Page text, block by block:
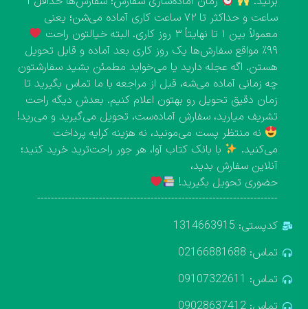
ساعت و حداکثر تا ۷۲ ساعت کاری آماده می‌شن؛ یعنی
معمولاً بین ۱ تا نهایتاً ۳ روز کاری. البته خیالتون راحت
۹۹٪ مواقع سفارش‌ها یک روز کاری بعد آماده و قابل تحویل
هستن. اگه عجله دارید یا می‌خواید مطمئن بشید سفارشتون
چه زمانی آماده می‌شه، قبل از مراجعه با ما تماس بگیرید تا
زمان دقیق تحویل رو بهتون اعلام کنیم. بعدش دیگه راحت
تشریف میارید، سفارش آماده‌ست، تحویل می‌گیرید و می‌رید!
نه منتظر پست می‌مونید، نه هزینه کرایه پرداخت
می‌کنید.
با بانک کتاب آوا، هر جور راحت‌ترید خرید کنید؛
آنلاین سفارش بدید،
حضوری تحویل بگیرید!
----------------------------------------------------------------------
کدپستی: 1314663915
تماس: 02166881688
تماس: 09107322611